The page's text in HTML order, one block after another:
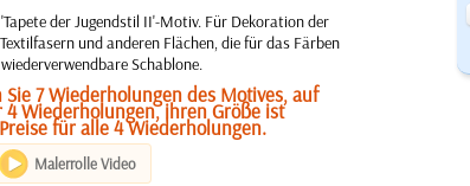
der Jugendstil II'-Motiv. Für Dekoration der
und anderen Flächen, die für das Färben
Schablone.
7 Wiederholungen des Motives, auf
Wiederholungen, ihren Größe ist
für alle 4 Wiederholungen.
Malerrolle Video